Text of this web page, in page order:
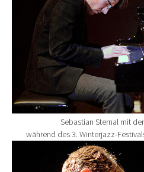
Sebastian Sternal mit
während des 3. Winterjazz-
Show larger version for: